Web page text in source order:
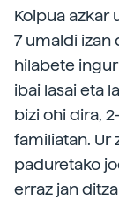
Koipua azkar
7 umaldi izan
hilabete
ibai lasai eta
bizi ohi dira,
familiatan. Ur
paduretako
erraz jan